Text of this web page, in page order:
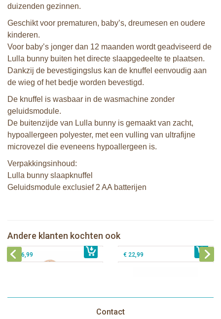
duizenden gezinnen.
Geschikt voor prematuren, baby’s, dreumesen en oudere
kinderen.
Voor baby’s jonger dan 12 maanden wordt geadviseerd de
Lulla bunny buiten het directe slaapgedeelte te plaatsen.
Dankzij de bevestigingslus kan de knuffel eenvoudig aan
de wieg of het bedje worden bevestigd.
De knuffel is wasbaar in de wasmachine zonder
geluidsmodule.
De buitenzijde van Lulla bunny is gemaakt van zacht,
hypoallergeen polyester, met een vulling van ultrafijne
microvezel die eveneens hypoallergeen is.
Verpakkingsinhoud:
Lulla bunny slaapknuffel
Geluidsmodule exclusief 2 AA batterijen
Andere klanten kochten ook
€ 27,99
Sophie de giraf Rollin' speelrol
€ 26,99 € 22,99
Contact